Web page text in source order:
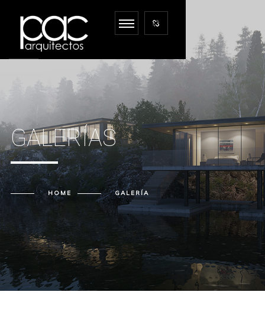
GALERÍAS
HOME GALERÍA